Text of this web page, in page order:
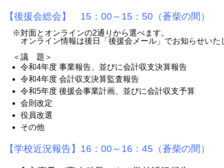
オンライン情報は後日「後援会メール」でお知らせいた
＜議　題＞
令和4年度 事業報告、並びに会計収支決算報告
令和4年度 会計収支決算監査報告
令和5年度 後援会事業計画、並びに会計収支予算
会則改定
役員改選
その他
【学校近況報告】16：00～16：45（蒼柴の間）